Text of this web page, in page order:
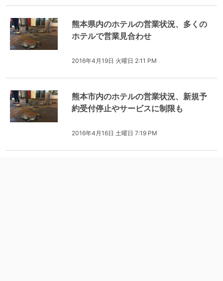
熊本県内のホテルの営業状況、多くの
ホテルで営業見合わせ
2016年4月19日 火曜日 2:11 PM
熊本市内のホテルの営業状況、新規予
約受付停止やサービスに制限も
2016年4月16日 土曜日 7:19 PM